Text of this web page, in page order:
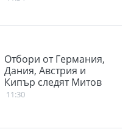
Отбори от Германия,
Дания, Австрия и
Кипър следят Митов
11:30